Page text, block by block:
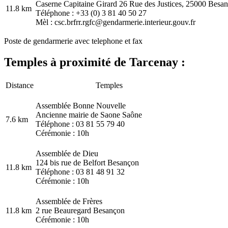
11.8 km
Caserne Capitaine Girard 26 Rue des Justices, 25000
Téléphone : +33 (0) 3 81 40 50 27
Mèl : csc.brfrr.rgfc@gendarmerie.interieur.gouv.fr
Poste de gendarmerie avec telephone et fax
Temples à proximité de Tarcenay :
Distance Temples
7.6 km
Assemblée Bonne Nouvelle
Ancienne mairie de Saone Saône
Téléphone : 03 81 55 79 40
Cérémonie : 10h
11.8 km
Assemblée de Dieu
124 bis rue de Belfort Besançon
Téléphone : 03 81 48 91 32
Cérémonie : 10h
11.8 km
Assemblée de Frères
2 rue Beauregard Besançon
Cérémonie : 10h